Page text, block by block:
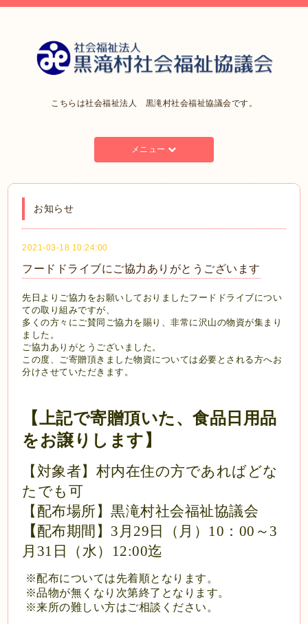
こちらは社会福祉法人 黒滝村社会福祉協議会です。
メニュー
お知らせ
2021-03-18 10:24:00
フードドライブにご協力ありがとうございます
先日よりご協力をお願いしておりましたフードドライブについ
ての取り組みですが、
多くの方々にご賛同ご協力を賜り、非常に沢山の物資が集まり
ました。
ご協力ありがとうございました。
この度、ご寄贈頂きました物資については必要とされる方へお
分けさせていただきます。
【上記で寄贈頂いた、食品日用品
をお譲りします 】
【 対象者】 村内在住の方であればどな
たでも可
【 配布場所 】黒滝村社会福祉協議会
【 配布期間 】3 月 29 日（月） 10 ： 00 ～ 3
月 31 日（水） 12:00迄
※配布については先着順となります。
※品物が無くなり次第終了となります。
※来所の難しい方はご相談ください。